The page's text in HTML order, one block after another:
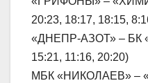
20:23, 18:17, 18:15,
«ДНЕПР-АЗОТ» – БК
15:21, 11:16, 20:20)
МБК «НИКОЛАЕВ» –